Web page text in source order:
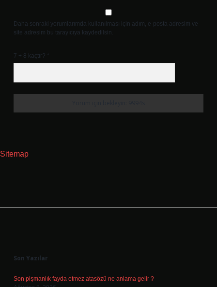
Daha sonraki yorumlarımda kullanılması için adım, e-posta adresim ve
site adresim bu tarayıcıya kaydedilsin.
7 + 8 kaçtır? *
Sitemap
Son Yazılar
Son pişmanlık fayda etmez atasözü ne anlama gelir ?